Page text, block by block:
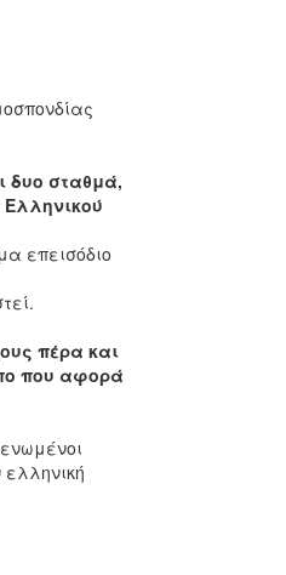
δυο σταθμά,
Ελληνικού
επεισόδιο
πέρα και
που αφορά